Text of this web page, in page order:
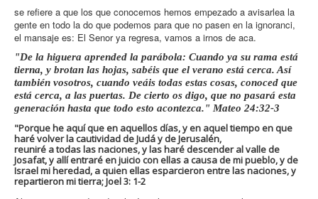
se refiere a que los que conocemos hemos empezado a avisarlea la
gente en todo la do que podemos para que no pasen en la ignoranci,
el mansaje es: El Senor ya regresa, vamos a irnos de aca.
"De la higuera aprended la parábola: Cuando ya su rama está
tierna, y brotan las hojas, sabéis que el verano está cerca. Así
también vosotros, cuando veáis todas estas cosas, conoced que
está cerca, a las puertas. De cierto os digo, que no pasará esta
generación hasta que todo esto acontezca." Mateo 24:32-3
"Porque he aquí que en aquellos días, y en aquel tiempo en que
haré volver la cautividad de Judá y de Jerusalén,
reuniré a todas las naciones, y las haré descender al valle de
Josafat, y allí entraré en juicio con ellas a causa de mi pueblo, y de
Israel mi heredad, a quien ellas esparcieron entre las naciones, y
repartieron mi tierra; Joel 3: 1-2